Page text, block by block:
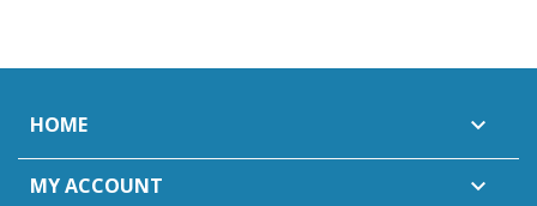
HOME 
MY ACCOUNT 